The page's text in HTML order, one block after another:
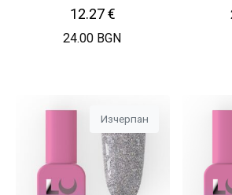
12.27€
24.00 BGN
Изчерпан